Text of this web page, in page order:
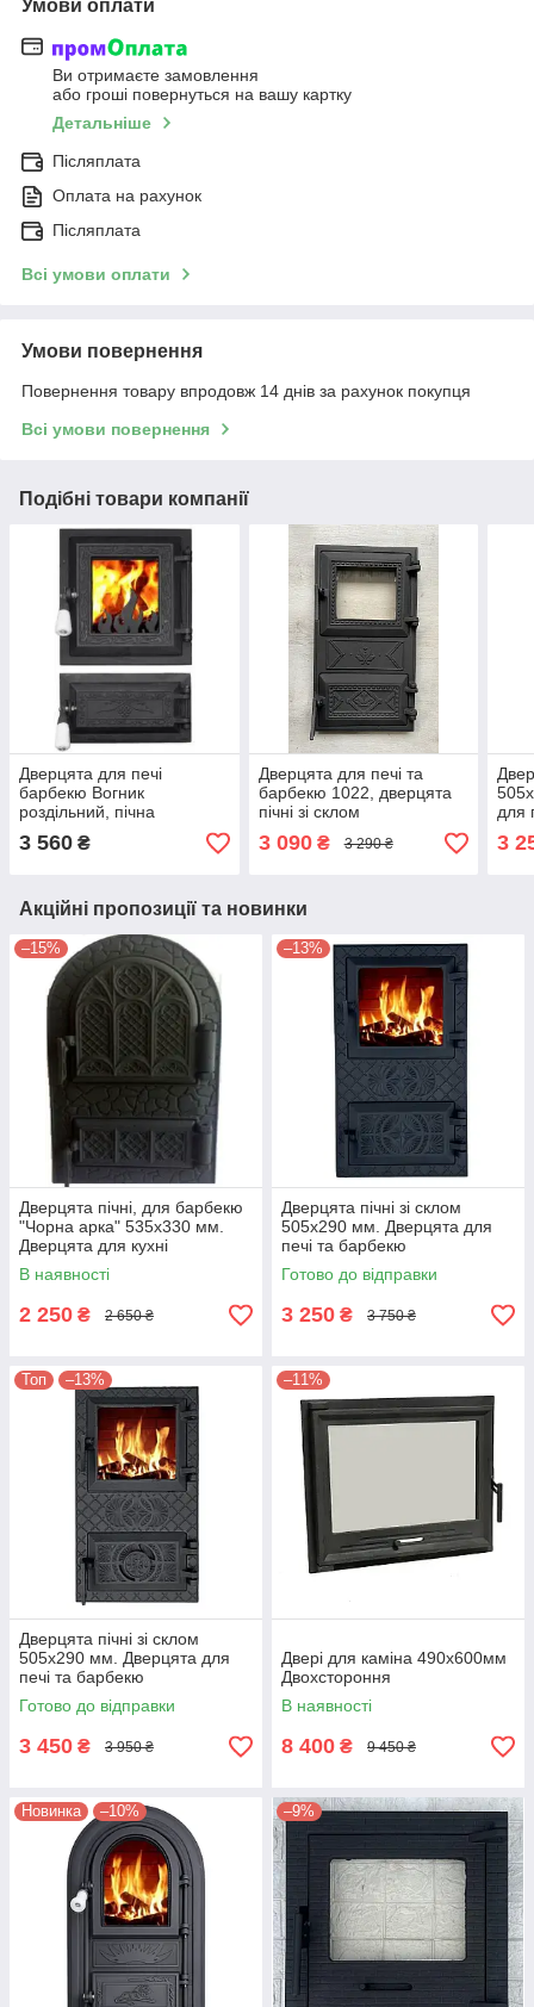
Умови оплати
Ви отримаєте замовлення
або гроші повернуться на вашу картку
Детальніше
Післяплата
Оплата на рахунок
Післяплата
Всі умови оплати
Умови повернення
Повернення товару впродовж 14 днів за рахунок покупця
Всі умови повернення
Подібні товари компанії
Дверцята для печі
барбекю Вогник
роздільний, пічна
дверцята зі склом
3 560 ₴
Дверцята для печі та
барбекю 1022, дверцята
пічні зі склом
3 090₴ 3 290 ₴
для
3
Акційні пропозиції та новинки
–15%
Дверцята пічні, для барбекю
"Чорна арка" 535х330 мм.
Дверцята для кухні
В наявності
2 250 ₴ 2 650 ₴
–13%
Дверцята пічні зі склом
505х290 мм. Дверцята для
печі та барбекю
Готово до відправки
3 250 ₴ 3 750 ₴
Топ –13%
Дверцята пічні зі склом
505х290 мм. Дверцята для
печі та барбекю
Готово до відправки
3 450 ₴ 3 950 ₴
–11%
Двері для каміна 490x600мм
Двохстороння
В наявності
8 400 ₴ 9 450 ₴
Новинка –10% –9%